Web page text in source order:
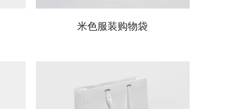
米色服装购物袋